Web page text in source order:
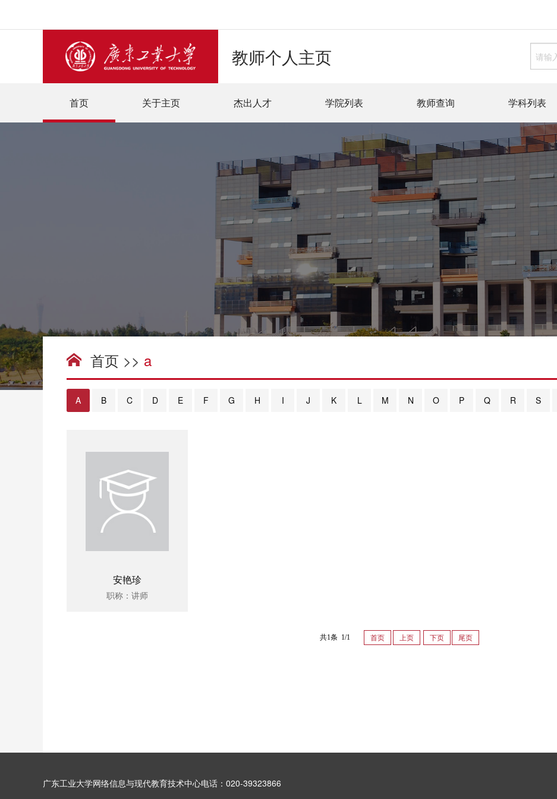
教师个人主页
首页 关于主页 杰出人才 学院列表 教师查询 学科列表
首页 >> a
A B C D E F G H I J K L M N O P Q R S
安艳珍
职称：讲师
共1条 1/1 首页 上页 下页 尾页
广东工业大学网络信息与现代教育技术中心电话：020-39323866